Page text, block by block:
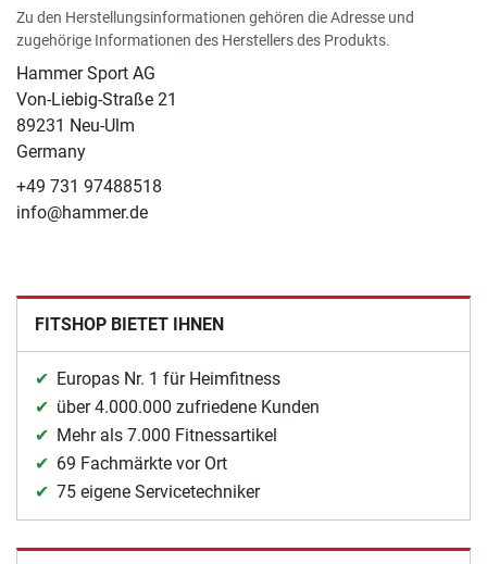
Zu den Herstellungsinformationen gehören die Adresse und
zugehörige Informationen des Herstellers des Produkts.
Hammer Sport AG
Von-Liebig-Straße 21
89231 Neu-Ulm
Germany
+49 731 97488518
info@hammer.de
FITSHOP BIETET IHNEN
Europas Nr. 1 für Heimfitness
über 4.000.000 zufriedene Kunden
Mehr als 7.000 Fitnessartikel
69 Fachmärkte vor Ort
75 eigene Servicetechniker